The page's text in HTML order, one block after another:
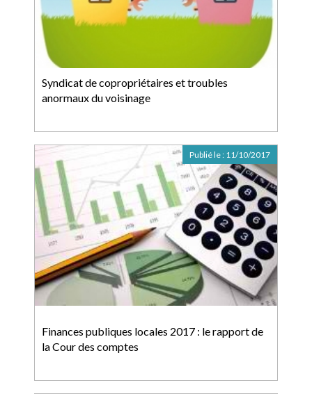
Syndicat de copropriétaires et troubles
anormaux du voisinage
Finances publiques locales 2017 : le rapport de
la Cour des comptes
Publié le : 11/10/2017